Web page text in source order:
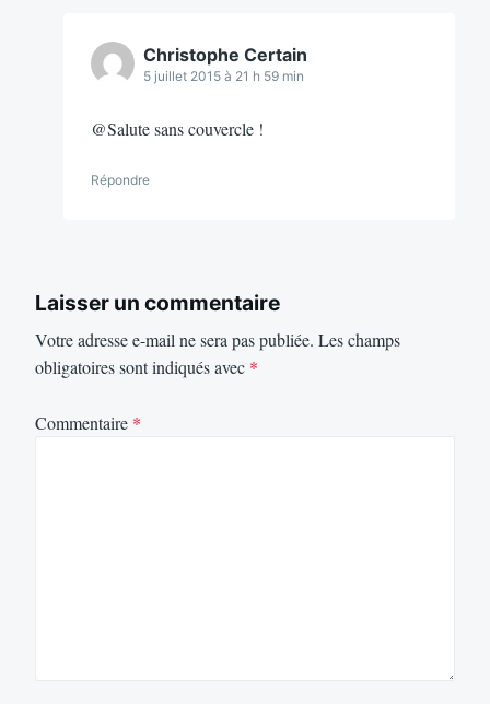
Christophe Certain
5 juillet 2015 à 21 h 59 min
@Salute sans couvercle !
Répondre
Laisser un commentaire
Votre adresse e-mail ne sera pas publiée. Les champs
obligatoires sont indiqués avec *
Commentaire *